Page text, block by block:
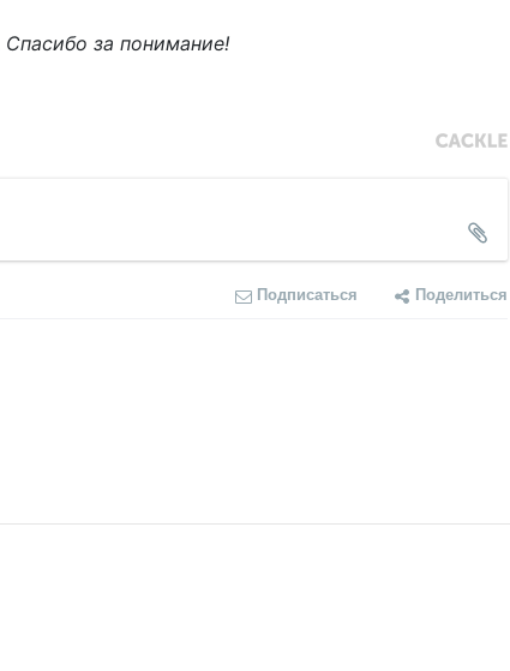
Спасибо за понимание!
Подписаться Поделиться